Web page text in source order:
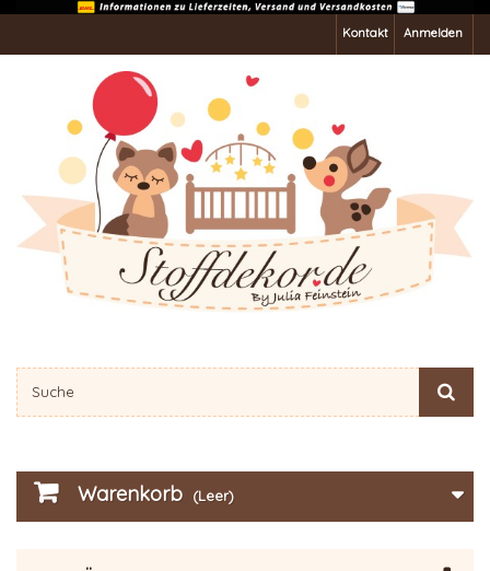
Anmelden
Kontakt
Warenkorb (Leer)